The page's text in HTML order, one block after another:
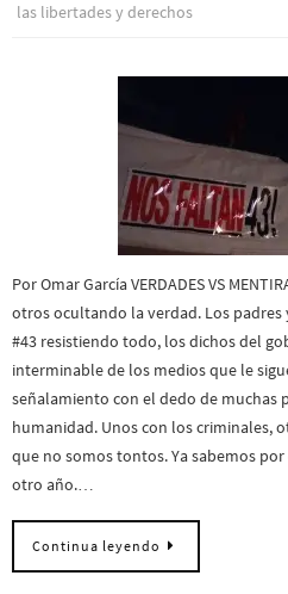
las libertades y derechos
Por Omar García VERDADES VS
otros ocultando la verdad. Los
#43 resistiendo todo, los dichos del
interminable de los medios que le
señalamiento con el dedo de muchas
humanidad. Unos con los criminales,
que no somos tontos. Ya sabemos
otro año.…
Continua leyendo